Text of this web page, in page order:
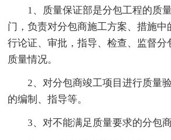
1、质量保证部是分包工程的质量
门，负责对分包商施工方案、措施中
行论证、审批，指导、检查、监督分
质量情况。
2、对分包商竣工项目进行质量
的编制、指导等。
3、对不能满足质量要求的分包商